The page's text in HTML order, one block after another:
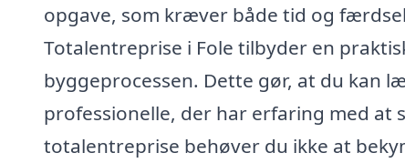
opgave, som kræver både tid og
Totalentreprise i Fole tilbyder en
byggeprocessen. Dette gør, at du kan
professionelle, der har erfaring med at
totalentreprise behøver du ikke at